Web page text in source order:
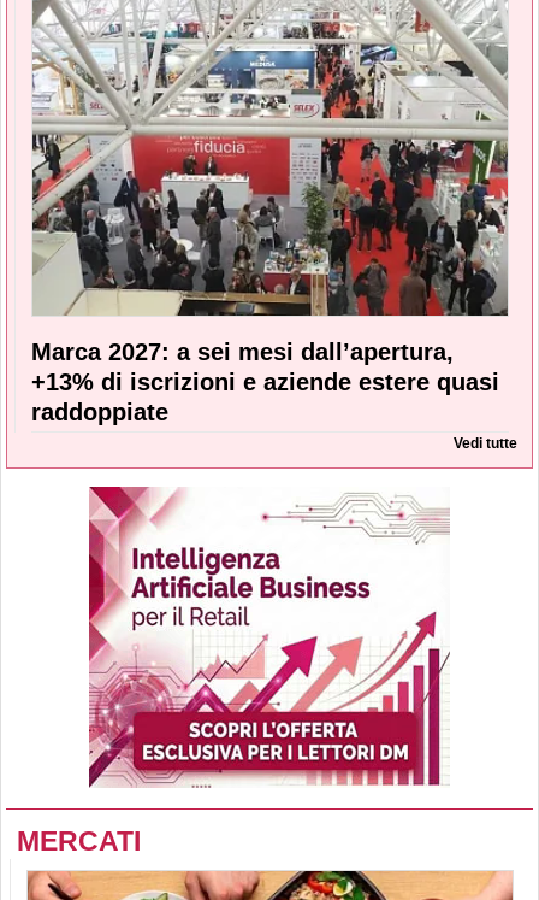
Marca 2027: a sei mesi dall’apertura,
+13% di iscrizioni e aziende estere quasi
raddoppiate
Vedi tutte
MERCATI